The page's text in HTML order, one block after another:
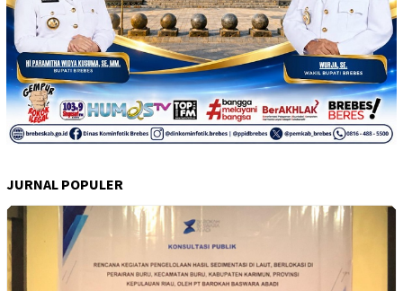
JURNAL POPULER